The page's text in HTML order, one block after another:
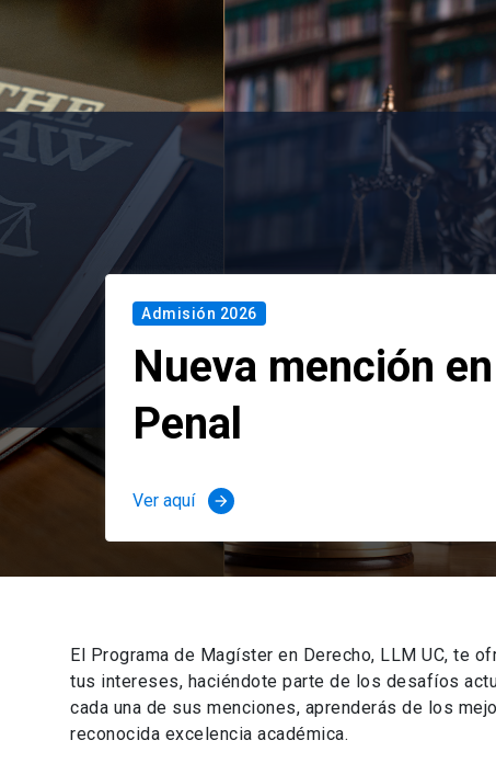
Admisión 2026
Nueva mención
Penal
Ver aquí arrow_forward
El Programa de Magíster en Derecho, LLM UC, te
tus intereses, haciéndote parte de los desafíos
cada una de sus menciones, aprenderás de los
reconocida excelencia académica.